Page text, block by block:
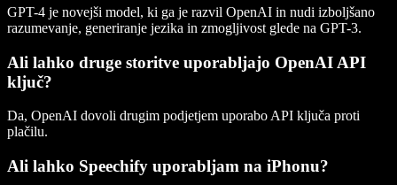
GPT-4 je novejši model, ki ga je razvil OpenAI in nudi izboljšano
razumevanje, generiranje jezika in zmogljivost glede na GPT-3.
Ali lahko druge storitve uporabljajo OpenAI API
ključ?
Da, OpenAI dovoli drugim podjetjem uporabo API ključa proti
plačilu.
Ali lahko Speechify uporabljam na iPhonu?